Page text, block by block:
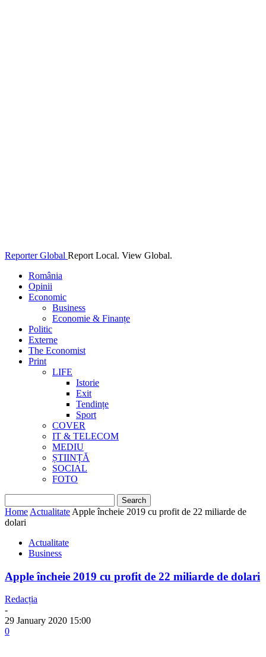
Reporter Global Report Local. View Global.
România
Opinii
Economic
Business
Economie & Finanțe
Politic
Externe
The Economist
Print
LIFE
Istorie
Exit
Tendințe
Sport
COVER
IT & TELECOM
MEDIU
ȘTIINȚĂ
SOCIAL
FOTO
Home Actualitate Apple încheie 2019 cu profit de 22 miliarde de
dolari
Actualitate
Business
Apple încheie 2019 cu profit de 22 miliarde de dolari
Redacția
-
29 January 2020 15:00
0